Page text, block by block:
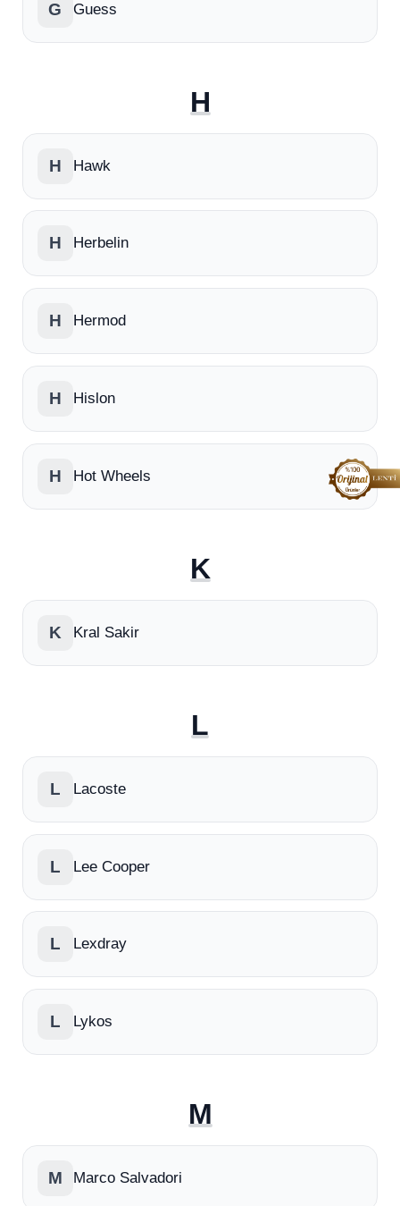
G Guess
H
H Hawk
H Herbelin
H Hermod
H Hislon
H Hot Wheels
K
K Kral Sakir
L
L Lacoste
L Lee Cooper
L Lexdray
L Lykos
M
M Marco Salvadori